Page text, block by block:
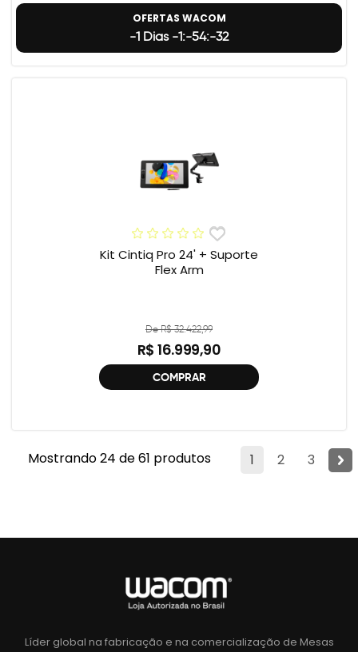
OFERTAS WACOM
-1 Dias -1:-54:-33
Kit Cintiq Pro 24' + Suporte
Flex Arm
De R$ 32.422,99
R$ 16.999,90
COMPRAR
1 2 3
Mostrando 24 de 61 produtos
Líder global na fabricação e na comercialização de Mesas